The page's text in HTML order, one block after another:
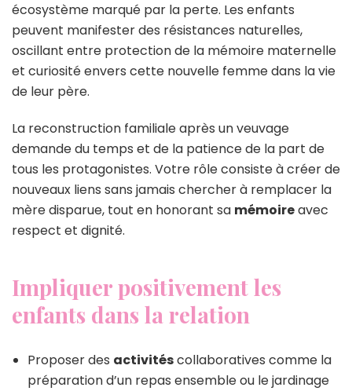
écosystème marqué par la perte. Les enfants
peuvent manifester des résistances naturelles,
oscillant entre protection de la mémoire maternelle
et curiosité envers cette nouvelle femme dans la vie
de leur père.
La reconstruction familiale après un veuvage
demande du temps et de la patience de la part de
tous les protagonistes. Votre rôle consiste à créer de
nouveaux liens sans jamais chercher à remplacer la
mère disparue, tout en honorant sa mémoireavec
respect et dignité.
Impliquer positivement les
enfants dans la relation
Proposer des activitéscollaboratives comme la
préparation d’un repas ensemble ou le jardinage